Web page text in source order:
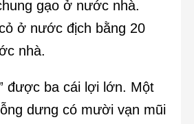
gạo ở nước nhà.
ở nước địch bằng 20
nhà.
được ba cái lợi lớn. Một
dưng có mười vạn mũi